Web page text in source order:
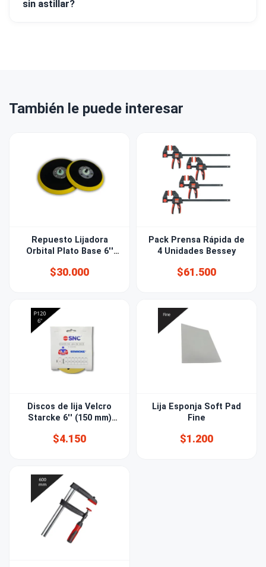
sin astillar?
También le puede interesar
Repuesto Lijadora
Orbital Plato Base 6''
$30.000
Pack Prensa Rápida de
4 Unidades Bessey
$61.500
Discos de lija Velcro
Starcke 6'' (150 mm)
$4.150
Lija Esponja Soft Pad
Fine
$1.200